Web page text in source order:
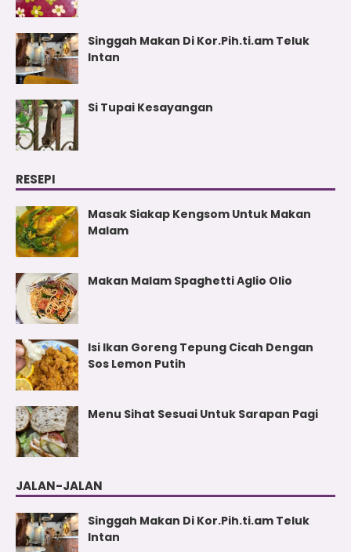
Singgah Makan Di Kor.Pih.ti.am Teluk
Intan
Si Tupai Kesayangan
RESEPI
Masak Siakap Kengsom Untuk Makan
Malam
Makan Malam Spaghetti Aglio Olio
Isi Ikan Goreng Tepung Cicah Dengan
Sos Lemon Putih
Menu Sihat Sesuai Untuk Sarapan Pagi
JALAN-JALAN
Singgah Makan Di Kor.Pih.ti.am Teluk
Intan